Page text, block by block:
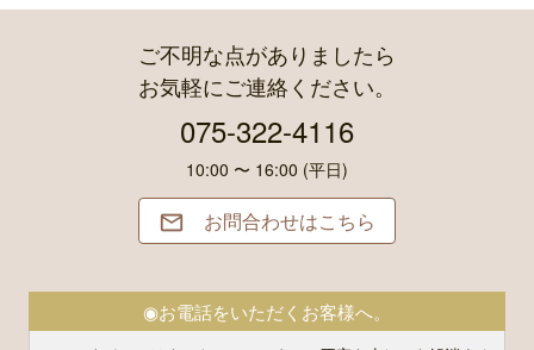
ご不明な点がありましたら
お気軽にご連絡ください。
075-322-4116
10:00 〜 16:00 (平日)
 お問合わせはこちら
◉お電話をいただくお客様へ。